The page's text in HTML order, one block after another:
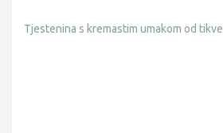
Tjestenina s kremastim umakom od tikve